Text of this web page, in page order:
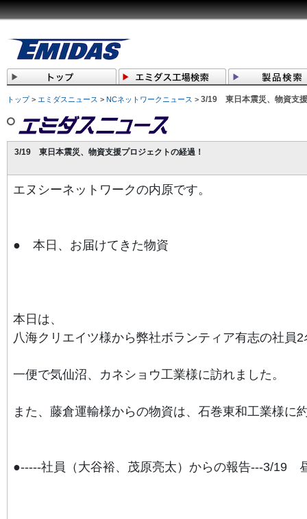
トップ> エミダスニュース > NCネットワークニュース > 3/19 東日本震災、物資支
3/19 東日本震災、物資支援プロジェクトの経過！
エヌシーネットワークの内原です。
● 本日、お届けてきた物資
本日は、
八海クリエイツ様から弊社ボランティア有志の社員
一便で気仙沼、カネショウ工業様に訪れました。
また、藤倉運輸様からの物資は、石巻東和工業様に
●-----社員（大谷裕、茂原亮太）からの報告---3/19